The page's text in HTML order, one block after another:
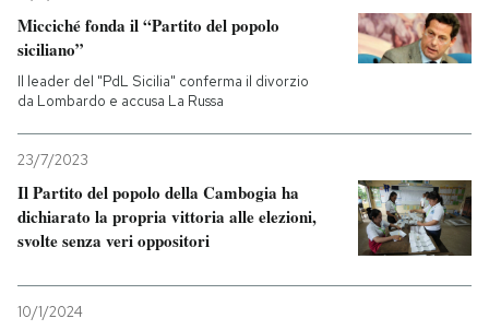
Micciché fonda il “Partito del popolo
siciliano”
Il leader del "PdL Sicilia" conferma il divorzio
da Lombardo e accusa La Russa
23/7/2023
Il Partito del popolo della Cambogia ha
dichiarato la propria vittoria alle elezioni,
svolte senza veri oppositori
10/1/2024